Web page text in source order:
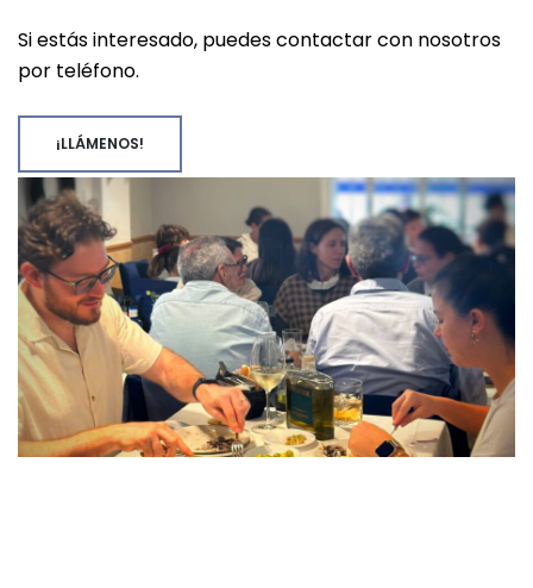
Si estás interesado, puedes contactar con nosotros
por teléfono.
¡LLÁMENOS!